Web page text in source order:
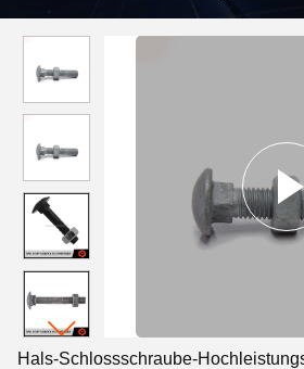
Hals-Schlossschraube-